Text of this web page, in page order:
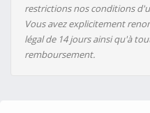
restrictions nos conditions
Vous avez explicitement
légal de 14 jours ainsi qu'à
remboursement.